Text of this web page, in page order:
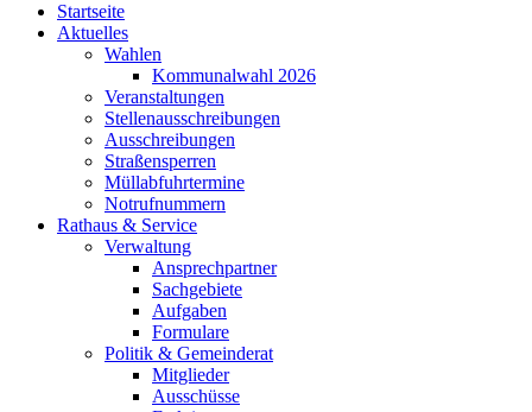
Startseite
Aktuelles
Wahlen
Kommunalwahl 2026
Veranstaltungen
Stellenausschreibungen
Ausschreibungen
Straßensperren
Müllabfuhrtermine
Notrufnummern
Rathaus & Service
Verwaltung
Ansprechpartner
Sachgebiete
Aufgaben
Formulare
Politik & Gemeinderat
Mitglieder
Ausschüsse